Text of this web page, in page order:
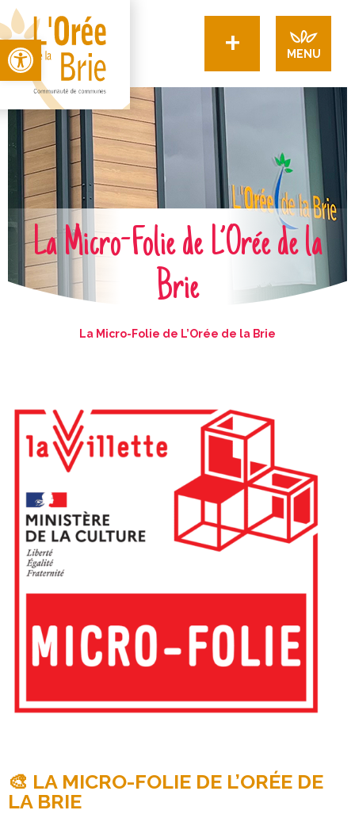
Open toolbar + MENU
La Micro-Folie de L’Orée de la
Brie
La Micro-Folie de L’Orée de la Brie
🎨 LA MICRO-FOLIE DE L’ORÉE DE
LA BRIE